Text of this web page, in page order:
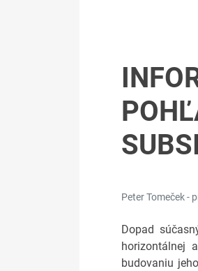
Peter Tomeček -
Dopad
horizontálnej
budovaniu